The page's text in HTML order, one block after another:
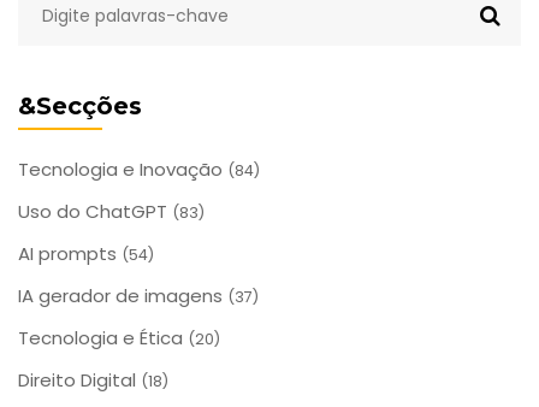
&Secções
Tecnologia e Inovação (84)
Uso do ChatGPT (83)
AI prompts (54)
IA gerador de imagens (37)
Tecnologia e Ética (20)
Direito Digital (18)